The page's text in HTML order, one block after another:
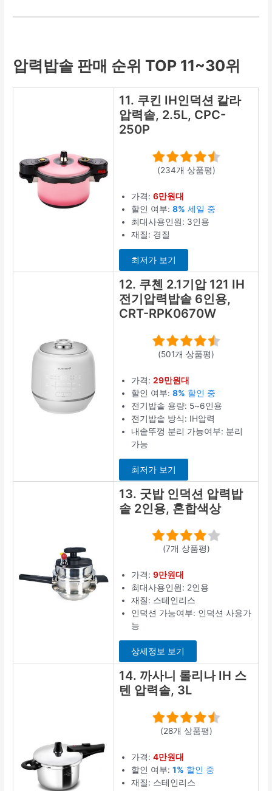
압력밥솥 판매 순위 TOP 11~30위
11. 쿠킨 IH인덕션 칼라
압력솥, 2.5L, CPC-
250P
(234개 상품평)
가격:6만원대
할인 여부:8% 세일 중
최대사용인원: 3인용
재질: 경질
최저가 보기
12. 쿠첸 2.1기압 121 IH
전기압력밥솥 6인용,
CRT-RPK0670W
(501개 상품평)
가격:29만원대
할인 여부:8% 할인 중
전기밥솥 용량: 5~6인용
전기밥솥 방식: IH압력
내솥뚜껑 분리 가능여부: 분리
가능
최저가 보기
13. 굿밥 인덕션 압력밥
솥 2인용, 혼합색상
(7개 상품평)
가격:9만원대
최대사용인원: 2인용
재질: 스테인리스
인덕션 가능여부: 인덕션 사용가
능
상세정보 보기
14. 까사니 롤리나 IH 스
텐 압력솥, 3L
(28개 상품평)
가격:4만원대
할인 여부:1% 할인 중
재질: 스테인리스